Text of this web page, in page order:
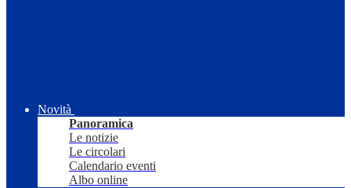
Novità
Panoramica
Le notizie
Le circolari
Calendario eventi
Albo online